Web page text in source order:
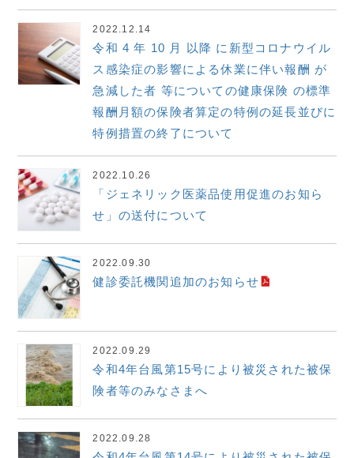
2022.12.14
令和 4 年 10 月 以降 に新型コロナウイル
ス感染症の影響による休業に伴い報酬 が
急減した者 等についての健康保険 の標準
報酬月額の保険者算定の特例の延長並びに
特例措置の終了について
2022.10.26
「ジェネリック医薬品使用促進のお知ら
せ」の送付について
2022.09.30
健診委託機関追加のお知らせ
2022.09.29
令和4年台風第15号により被災された被保
険者等のみなさまへ
2022.09.28